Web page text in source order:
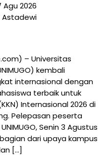
Agu 2026
– Universitas
kembali
internasional dengan
terbaik untuk
Internasional 2026 di
Pelepasan peserta
Senin 3 Agustus
dari upaya kampus
[…]